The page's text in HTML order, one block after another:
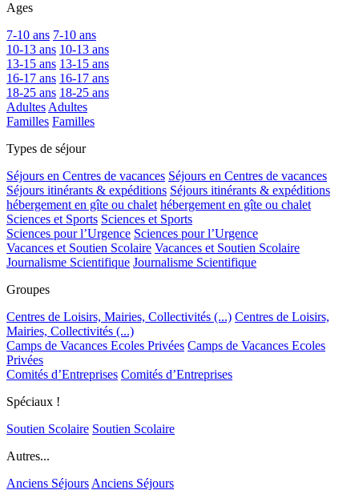
Ages
7-10 ans 7-10 ans
10-13 ans 10-13 ans
13-15 ans 13-15 ans
16-17 ans 16-17 ans
18-25 ans 18-25 ans
AdultesAdultes
Familles Familles
Types de séjour
Séjours en Centres de vacances Séjours en Centres de vacances
Séjours itinérants & expéditions Séjours itinérants & expéditions
hébergement en gîte ou chalet hébergement en gîte ou chalet
Sciences et Sports Sciences et Sports
Sciences pour l’Urgence Sciences pour l’Urgence
Vacances et Soutien Scolaire Vacances et Soutien Scolaire
Journalisme Scientifique Journalisme Scientifique
Groupes
Centres de Loisirs, Mairies, Collectivités (...) Centres de Loisirs,
Mairies, Collectivités (...)
Camps de Vacances Ecoles Privées Camps de Vacances Ecoles
Privées
Comités d’Entreprises Comités d’Entreprises
Spéciaux !
Soutien Scolaire Soutien Scolaire
Autres...
Anciens SéjoursAnciens Séjours